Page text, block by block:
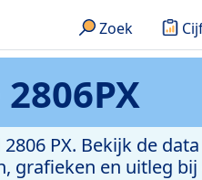
Zoek
PX. Bekijk de
grafieken en uitleg